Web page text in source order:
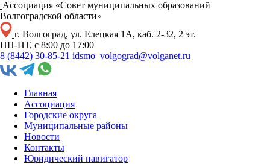
Ассоциация «Совет муниципальных образований
Волгоградской области»
г. Волгоград, ул. Елецкая 1А, каб. 2-32, 2 эт.
ПН-ПТ, с 8:00 до 17:00
8 (8442) 30-85-21 idsmo_volgograd@volganet.ru
Главная
Ассоциация
Городские округа
Муниципальные районы
Новости
Контакты
Юридический навигатор